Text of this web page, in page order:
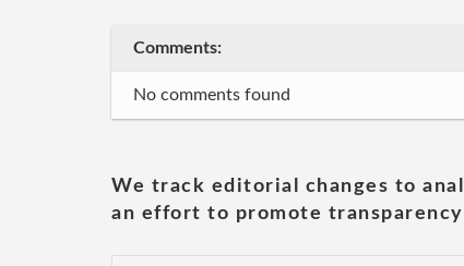
Comments:
No comments found
We track editorial changes to
an effort to promote